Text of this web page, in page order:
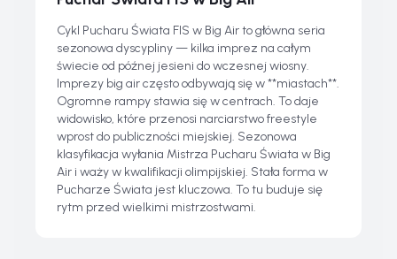
Cykl Pucharu Świata FIS w Big Air to główna seria
sezonowa dyscypliny — kilka imprez na całym
świecie od późnej jesieni do wczesnej wiosny.
Imprezy big air często odbywają się w **miastach**.
Ogromne rampy stawia się w centrach. To daje
widowisko, które przenosi narciarstwo freestyle
wprost do publiczności miejskiej. Sezonowa
klasyfikacja wyłania Mistrza Pucharu Świata w Big
Air i waży w kwalifikacji olimpijskiej. Stała forma w
Pucharze Świata jest kluczowa. To tu buduje się
rytm przed wielkimi mistrzostwami.